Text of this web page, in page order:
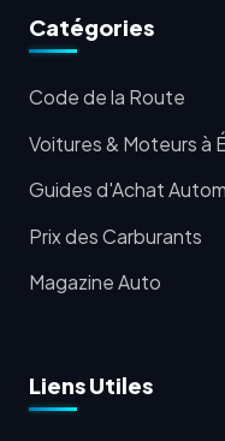
Catégories
Code de la Route
Voitures & Moteurs à
Guides d'Achat
Prix des Carburants
Magazine Auto
Liens Utiles